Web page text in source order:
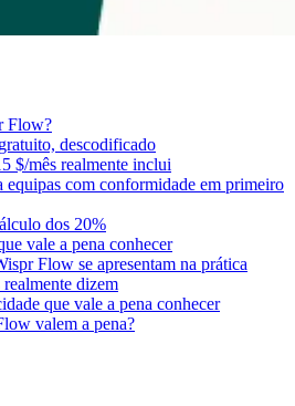
Flow?
descodificado
$/mês realmente inclui
equipas com conformidade em primeiro
dos 20%
vale a pena conhecer
Flow se apresentam na prática
dizem
que vale a pena conhecer
valem a pena?